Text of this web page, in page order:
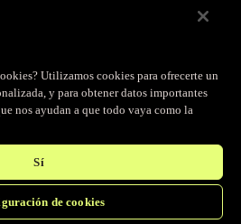
servicios Fastly.
Utilizamos cookies para ofrecerte un
y para obtener datos importantes
nos ayudan a que todo vaya como la
Sí
de cookies